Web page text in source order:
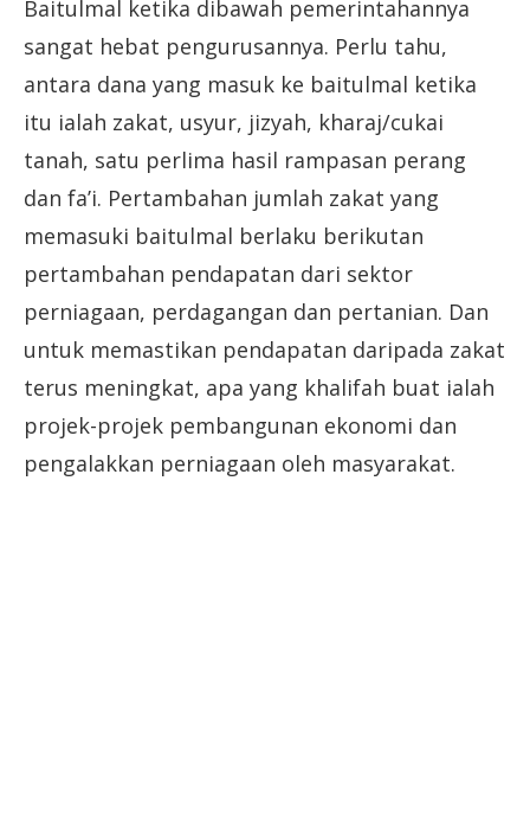
Baitulmal ketika dibawah pemerintahannya
sangat hebat pengurusannya. Perlu tahu,
antara dana yang masuk ke baitulmal ketika
itu ialah zakat, usyur, jizyah, kharaj/cukai
tanah, satu perlima hasil rampasan perang
dan fa’i. Pertambahan jumlah zakat yang
memasuki baitulmal berlaku berikutan
pertambahan pendapatan dari sektor
perniagaan, perdagangan dan pertanian. Dan
untuk memastikan pendapatan daripada zakat
terus meningkat, apa yang khalifah buat ialah
projek-projek pembangunan ekonomi dan
pengalakkan perniagaan oleh masyarakat.